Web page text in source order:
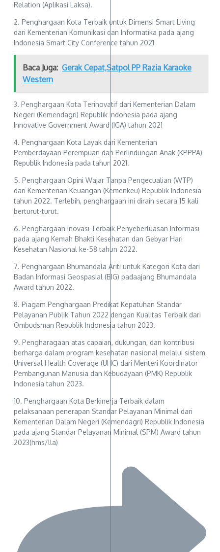
Relation (Aplikasi Laksa).
2. Penghargaan Kota Terbaik untuk Dimensi Smart Living
dari Kementerian Komunikasi dan Informatika pada ajang
Indonesia Smart City Conference tahun 2021
Baca Juga: Gerak Cepat,Satpol PP Razia Karaoke
Western
3. Penghargaan Kota Terinovatif dari Kementerian Dalam
Negeri (Kemendagri) Republik Indonesia pada ajang
Innovative Government Award (IGA) tahun 2021
4. Penghargaan Kota Layak dari Kementerian
Pemberdayaan Perempuan dan Perlindungan Anak (KPPPA)
Republik Indonesia pada tahun 2021.
5. Penghargaan Opini Wajar Tanpa Pengecualian (WTP)
dari Kementerian Keuangan (Kemenkeu) Republik Indonesia
tahun 2022. Terlebih, penghargaan ini diraih secara 15 kali
berturut-turut.
6. Penghargaan Inovasi Terbaik Penyeberluasan Informasi
pada ajang Kemah Bhakti Kesehatan dan Gebyar Hari
Kesehatan Nasional ke-58 tahun 2022.
7. Penghargaan Bhumandala Ariti untuk Kategori Kota dari
Badan Informasi Geospasial (BIG) padaajang Bhumandala
Award tahun 2022.
8. Piagam Penghargaan Predikat Kepatuhan Standar
Pelayanan Publik Tahun 2022 dengan Kualitas Terbaik dari
Ombudsman Republik Indonesia tahun 2023.
9. Pengharagaan atas capaian, dukungan, dan kontribusi
berharga dalam program kesehatan nasional melalui sistem
Universal Health Coverage (UHC) dari Menteri Koordinator
Pembangunan Manusia dan Kebudayaan (PMK) Republik
Indonesia tahun 2023.
10. Penghargaan Kota Berkinerja Terbaik dalam
pelaksanaan penerapan Standar Pelayanan Minimal dari
Kementerian Dalam Negeri (Kemendagri) Republik Indonesia
pada ajang Standar Pelayanan Minimal (SPM) Award tahun
2023(hms/lla)